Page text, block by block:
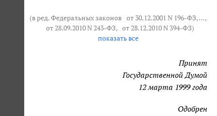
(в ред. Федеральных законов от 30.12.2001 N 196-ФЗ, … ,
от 28.09.2010 N 243-ФЗ, от 28.12.2010 N 394-ФЗ)
показать все
Принят
Государственной Думой
12 марта 1999 года
Одобрен